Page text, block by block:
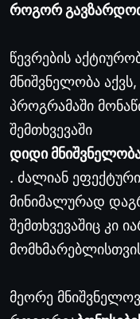
როგორ
წევრების
მნიშვნელობა
პროგრამაში
შემთხვევაში
დიდი
. ძალიან
მინიმალურად
შემთხვევაშიც კი
მეორე